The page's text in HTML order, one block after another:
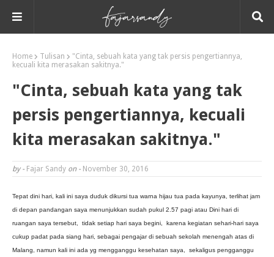
Home Tulisan
"Cinta, sebuah kata yang tak persis pengertiannya,
kecuali kita merasakan sakitnya."
"Cinta, sebuah kata yang tak
persis pengertiannya, kecuali
kita merasakan sakitnya."
by - Fajar Sandy on - November 30, 2016
Tepat dini hari, kali ini saya duduk dikursi tua warna hijau tua pada kayunya, terlihat jam
di depan pandangan saya menunjukkan sudah pukul 2.57 pagi atau Dini hari di
ruangan saya tersebut, tidak setiap hari saya begini, karena kegiatan sehari-hari saya
cukup padat pada siang hari, sebagai pengajar di sebuah sekolah menengah atas di
Malang, namun kali ini ada yg mengganggu kesehatan saya, sekaligus pengganggu